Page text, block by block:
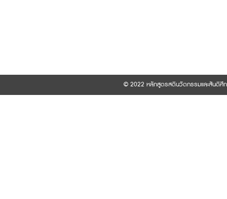
© 2022 หลักสูตรสตินวัตกรรมและสันติศึ